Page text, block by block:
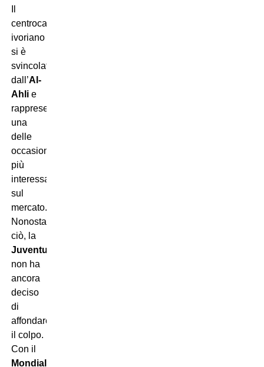
centrocampista
ivoriano
si è
svincolato
dall’Al-
Ahlie
rappresenta
una
delle
occasioni
più
interessanti
sul
mercato.
Nonostante
ciò, la
Juventus
non ha
ancora
deciso
di
affondare
il colpo.
Con il
Mondiale